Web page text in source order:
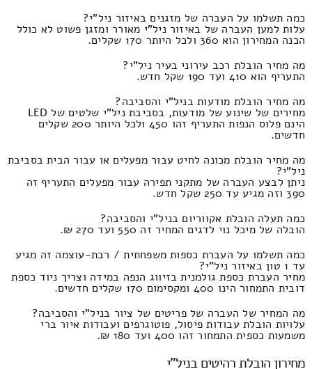
כמה תשלמו על העברה של מזגנים באיזור ניל"י?
עלות למען העברה של באיזור ניל"י מאורר ומזגן פשוט לא כולל
הכנה המחירון הוא 360 ולכל היותר 170 שקלים.
מה מחיר הובלת רכב עירוני בעיר ניל"י?
התעריף הוא 410 ועד 190 שקל חדש.
מה מחיר הובלת מודעות בניל"י והסביבה?
מחירים של שינוע של מודעות, בסביבת ניל"י שלטים של LED
הינם פלוס הנפות התעריף זהו 450 ולכל היותר 200 שקלים
חדשים.
מה מחיר הובלת מכונה לחיט עבור מפעלים או עבור הבית בסביבת
ניל"י?
ניתן לבצע העברה של מתקני תפירה עבור מפעלים התעריף זה
390 וזה מגיע עד 250 שקל חדש.
כמה תעלה הובלת אקווריום בניל"י והסביבה?
הובלה של מיכל נוי לדגים המחיר זה 550 ועד 270 ₪.
כמה תשלמו על העברת כספות משפחתית / רבת-עוצמה זה מגיע
עד 1 טון באיזור ניל"י?
מחיר העברת כספת גולמנית בזיווג הנפה במידה וצריך ניוד כספת
דובית התמחור הינו 400 ומקסימום 170 שקלים חדשים.
מה המחיר של העברה של פריטים של ציור בניל"י והסביבה?
עלויות הובלת עבודות פיסול, פוטוגרפים ועבודות איור ברי
משמעות כספית התמחור זהו 400 ועד 180 ₪.
מחירון הובלת רהיטים בניל"י